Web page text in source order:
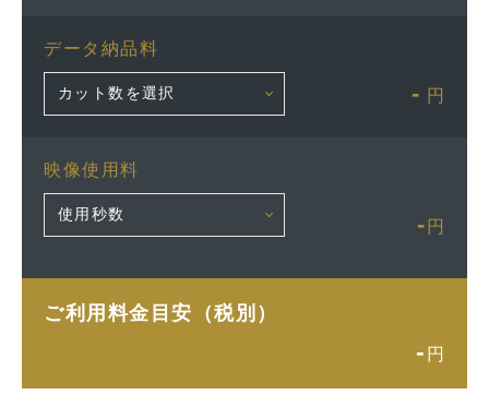
データ納品料
- 円
映像使用料
- 円
ご利用料金目安（税別）
- 円